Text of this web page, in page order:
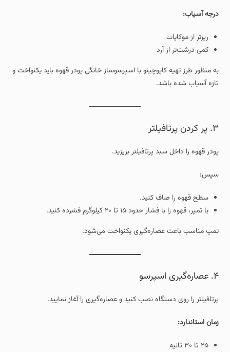
درجه آسیاب:
ریزتر از موکاپات
کمی درشت‌تر از آرد
به منظور طرز تهیه کاپوچینو با اسپرسوساز خانگی پودر قهوه باید یکنواخت و
تازه آسیاب شده باشد.
۳. پر کردن پرتافیلتر
پودر قهوه را داخل سبد پرتافیلتر بریزید.
سپس:
سطح قهوه را صاف کنید.
با تمپر، قهوه را با فشار حدود ۱۵ تا ۲۰ کیلوگرم فشرده کنید.
تمپ مناسب باعث عصاره‌گیری یکنواخت می‌شود.
۴. عصاره‌گیری اسپرسو
پرتافیلتر را روی دستگاه نصب کنید و عصاره‌گیری را آغاز نمایید.
زمان استاندارد:
۲۵ تا ۳۰ ثانیه